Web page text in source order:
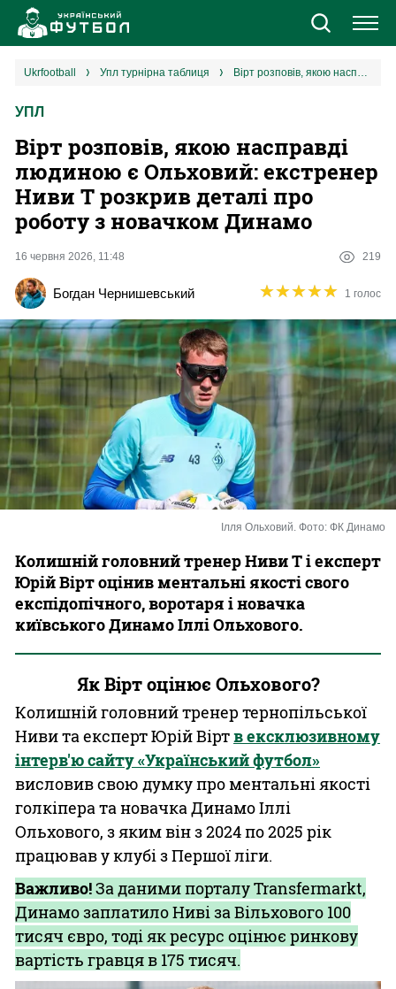
Новини
Єврокубки
УПЛ
2 ліга
Різне
Букмекери
Казино
ukrfootball упл турнірна таблиця Вірт розповів, якою насправді людиною є Ольховий: екстренер Ниви Т розкрив деталі про роботу з новачком Динамо
УПЛ
Вірт розповів, якою насправді
людиною є Ольховий: екстренер
Ниви Т розкрив деталі про
роботу з новачком Динамо
16 червня 2026, 11:48 219
Богдан Чернишевський ★★★★★
★★★★★ 1 голос
Ілля Ольховий. Фото: ФК Динамо
Колишній головний тренер Ниви Т і експерт
Юрій Вірт оцінив ментальні якості свого
експідопічного, воротаря і новачка
київського Динамо Іллі Ольхового.
Як Вірт оцінює Ольхового?
Колишній головний тренер тернопільської
Ниви та експерт Юрій Віртв ексклюзивному
інтерв'ю сайту «Український футбол»
висловив свою думку про ментальні якості
голкіпера та новачка Динамо Іллі
Ольхового, з яким він з 2024 по 2025 рік
працював у клубі з Першої ліги.
Важливо!За даними порталу Transfermarkt,
Динамо заплатило Ниві за Вільхового 100
тисяч євро, тоді як ресурс оцінює ринкову
вартість гравця в 175 тисяч.